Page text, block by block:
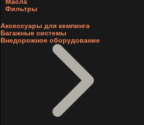
Фильтры
Аксессуары для кемпинга
Багажные системы
Внедорожное оборудование